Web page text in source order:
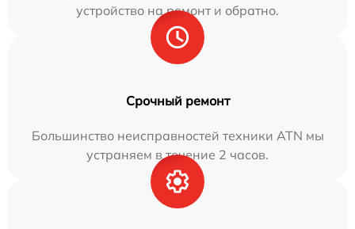
устройство на ремонт и обратно.
Срочный ремонт
Большинство неисправностей техники ATN мы
устраняем в течение 2 часов.